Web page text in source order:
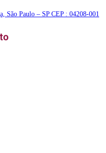
São Paulo – SP CEP : 04208-001